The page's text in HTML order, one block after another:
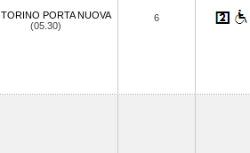
TORINO PORTA NUOVA
(05.30)
6